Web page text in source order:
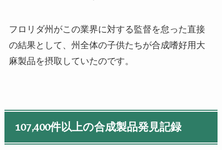
フロリダ州がこの業界に対する監督を怠った直接
の結果として、州全体の子供たちが合成嗜好用大
麻製品を摂取していたのです。
107,400件以上の合成製品発見記録